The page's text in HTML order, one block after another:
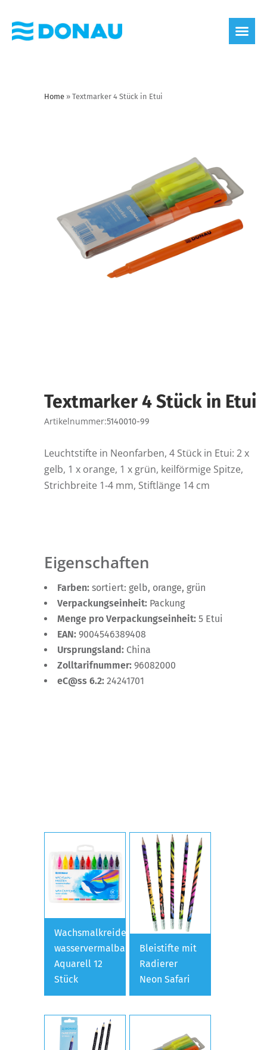
Home » Textmarker 4 Stück in Etui
Textmarker 4 Stück in Etui
Artikelnummer:5140010-99
Leuchtstifte in Neonfarben, 4 Stück in Etui: 2 x
gelb, 1 x orange, 1 x grün, keilförmige Spitze,
Strichbreite 1-4 mm, Stiftlänge 14 cm
Eigenschaften
Farben: sortiert: gelb, orange, grün
Verpackungseinheit: Packung
Menge pro Verpackungseinheit: 5 Etui
EAN: 9004546389408
Ursprungsland: China
Zolltarifnummer: 96082000
eC@ss 6.2: 24241701
Wachsmalkreiden
wasservermalbar
Aquarell 12
Stück
Bleistifte mit
Radierer
Neon Safari